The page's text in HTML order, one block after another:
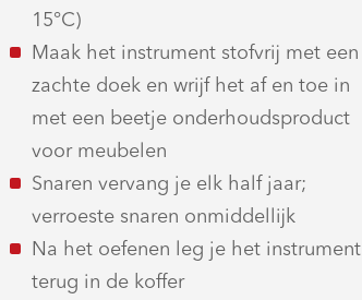
15°C)
Maak het instrument stofvrij met een
zachte doek en wrijf het af en toe in
met een beetje onderhoudsproduct
voor meubelen
Snaren vervang je elk half jaar;
verroeste snaren onmiddellijk
Na het oefenen leg je het instrument
terug in de koffer